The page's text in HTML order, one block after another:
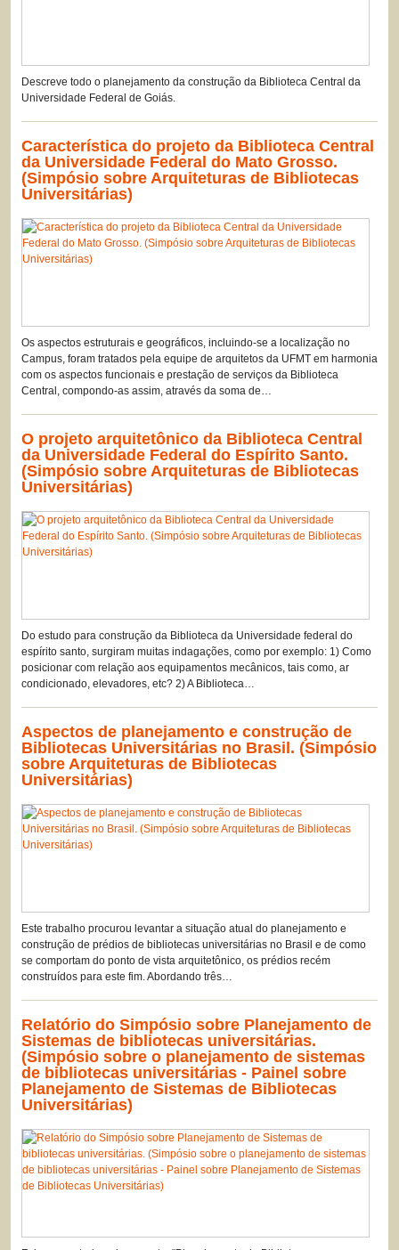
Descreve todo o planejamento da construção da Biblioteca Central da
Universidade Federal de Goiás.
Característica do projeto da Biblioteca Central
da Universidade Federal do Mato Grosso.
(Simpósio sobre Arquiteturas de Bibliotecas
Universitárias)
Os aspectos estruturais e geográficos, incluindo-se a localização no
Campus, foram tratados pela equipe de arquitetos da UFMT em harmonia
com os aspectos funcionais e prestação de serviços da Biblioteca
Central, compondo-as assim, através da soma de…
O projeto arquitetônico da Biblioteca Central
da Universidade Federal do Espírito Santo.
(Simpósio sobre Arquiteturas de Bibliotecas
Universitárias)
Do estudo para construção da Biblioteca da Universidade federal do
espírito santo, surgiram muitas indagações, como por exemplo: 1) Como
posicionar com relação aos equipamentos mecânicos, tais como, ar
condicionado, elevadores, etc? 2) A Biblioteca…
Aspectos de planejamento e construção de
Bibliotecas Universitárias no Brasil. (Simpósio
sobre Arquiteturas de Bibliotecas
Universitárias)
Este trabalho procurou levantar a situação atual do planejamento e
construção de prédios de bibliotecas universitárias no Brasil e de como
se comportam do ponto de vista arquitetônico, os prédios recém
construídos para este fim. Abordando três…
Relatório do Simpósio sobre Planejamento de
Sistemas de bibliotecas universitárias.
(Simpósio sobre o planejamento de sistemas
de bibliotecas universitárias - Painel sobre
Planejamento de Sistemas de Bibliotecas
Universitárias)